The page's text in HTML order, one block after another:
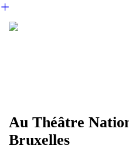
︎
Au Théâtre
Bruxelles